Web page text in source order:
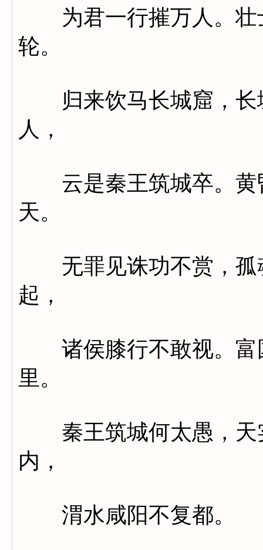
为君一行摧万人。壮
轮。
归来饮马长城窟，长
人，
云是秦王筑城卒。黄
天。
无罪见诛功不赏，孤
起，
诸侯膝行不敢视。富
里。
秦王筑城何太愚，天
内，
渭水咸阳不复都。